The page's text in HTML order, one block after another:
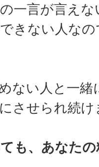
一言が言え
きない人な
ない人と一
させられ続け
も、あなた